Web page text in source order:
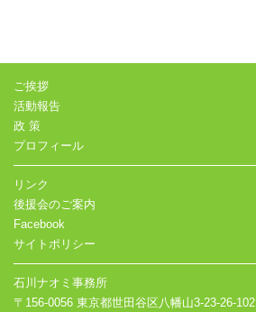
ご挨拶
活動報告
政 策
プロフィール
リンク
後援会のご案内
Facebook
サイトポリシー
石川ナオミ事務所
〒156-0056 東京都世田谷区八幡山3-23-26-102